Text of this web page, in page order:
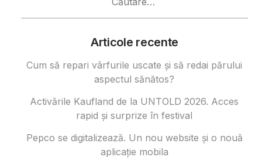
Articole recente
Cum să repari vârfurile uscate și să redai părului
aspectul sănătos?
Activările Kaufland de la UNTOLD 2026. Acces
rapid și surprize în festival
Pepco se digitalizează. Un nou website și o nouă
aplicație mobila